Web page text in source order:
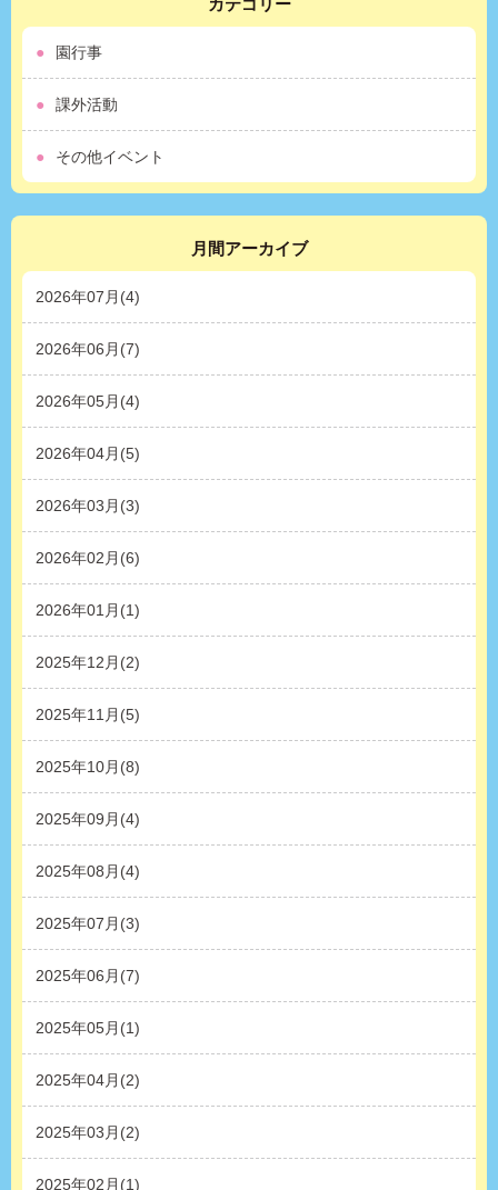
園行事
課外活動
その他イベント
月間アーカイブ
2026年07月(4)
2026年06月(7)
2026年05月(4)
2026年04月(5)
2026年03月(3)
2026年02月(6)
2026年01月(1)
2025年12月(2)
2025年11月(5)
2025年10月(8)
2025年09月(4)
2025年08月(4)
2025年07月(3)
2025年06月(7)
2025年05月(1)
2025年04月(2)
2025年03月(2)
2025年02月(1)